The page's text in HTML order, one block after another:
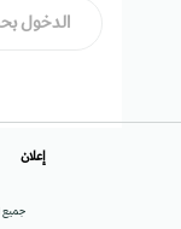
الدخول
جميع
إعلان